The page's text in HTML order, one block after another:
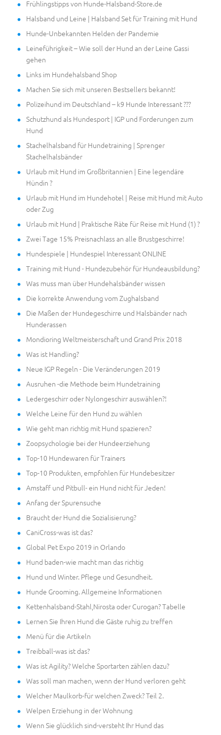
Frühlingstipps von Hunde-Halsband-Store.de
Halsband und Leine | Halsband Set für Training mit Hund
Hunde-Unbekannten Helden der Pandemie
Leineführigkeit – Wie soll der Hund an der Leine Gassi
gehen
Links im Hundehalsband Shop
Machen Sie sich mit unseren Bestsellers bekannt!
Polizeihund im Deutschland – k9 Hunde Interessant ???
Schutzhund als Hundesport | IGP und Forderungen zum
Hund
Stachelhalsband für Hundetraining | Sprenger
Stachelhalsbänder
Urlaub mit Hund im Großbritannien | Eine legendäre
Hündin ?
Urlaub mit Hund im Hundehotel | Reise mit Hund mit Auto
oder Zug
Urlaub mit Hund | Praktische Räte für Reise mit Hund (1) ?
Zwei Tage 15% Preisnachlass an alle Brustgeschirre!
Hundespiele | Hundespiel Interessant ONLINE
Training mit Hund - Hundezubehör für Hundeausbildung?
Was muss man über Hundehalsbänder wissen
Die korrekte Anwendung vom Zughalsband
Die Maßen der Hundegeschirre und Halsbänder nach
Hunderassen
Mondioring Weltmeisterschaft und Grand Prix 2018
Was ist Handling?
Neue IGP Regeln - Die Veränderungen 2019
Ausruhen -die Methode beim Hundetraining
Ledergeschirr oder Nylongeschirr auswählen?!
Welche Leine für den Hund zu wählen
Wie geht man richtig mit Hund spazieren?
Zoopsychologie bei der Hundeerziehung
Top-10 Hundewaren für Trainers
Top-10 Produkten, empfohlen für Hundebesitzer
Amstaff und Pitbull- ein Hund nicht für Jeden!
Anfang der Spurensuche
Braucht der Hund die Sozialisierung?
CaniCross-was ist das?
Global Pet Expo 2019 in Orlando
Hund baden-wie macht man das richtig
Hund und Winter. Pflege und Gesundheit.
Hunde Grooming. Allgemeine Informationen
Kettenhalsband-Stahl,Nirosta oder Curogan? Tabelle
Lernen Sie Ihren Hund die Gäste ruhig zu treffen
Menü für die Artikeln
Treibball-was ist das?
Was ist Agility? Welche Sportarten zählen dazu?
Was soll man machen, wenn der Hund verloren geht
Welcher Maulkorb-für welchen Zweck? Teil 2.
Welpen Erziehung in der Wohnung
Wenn Sie glücklich sind-versteht Ihr Hund das